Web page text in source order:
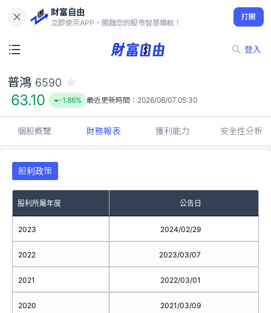
財富自由
立即使用APP，開啟您的股市智慧導航！
打開
登入
63.10
-1.86%
普鴻 6590
63.10 -1.86% 最近更新時間： 2026/08/07 05:30
個股概覽 財務報表 獲利能力 安全性分析
股利政策
股利所屬年度 公告日
2023
2022
2021
2020
2024/02/29
2023/03/07
2022/03/01
2021/03/09